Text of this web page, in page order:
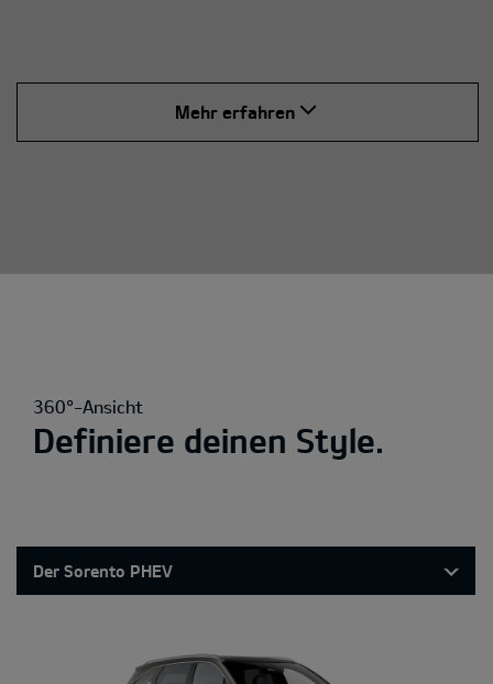
Mehr erfahren
360°-Ansicht
Definiere deinen Style.
Der Sorento PHEV